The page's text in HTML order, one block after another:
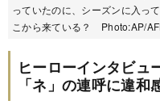
っていたのに、シーズンに入っ
こから来ている？ Photo:AP/
ヒーローインタビュ
「ネ」の連呼に違